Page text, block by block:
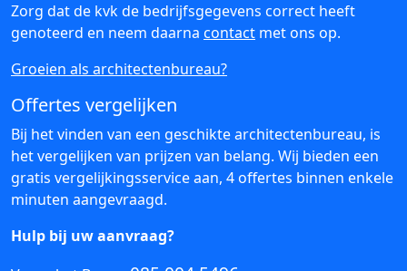
Zorg dat de kvk de bedrijfsgegevens correct heeft
genoteerd en neem daarna contact met ons op.
Groeien als architectenbureau?
Offertes vergelijken
Bij het vinden van een geschikte architectenbureau, is
het vergelijken van prijzen van belang. Wij bieden een
gratis vergelijkingsservice aan, 4 offertes binnen enkele
minuten aangevraagd.
Hulp bij uw aanvraag?